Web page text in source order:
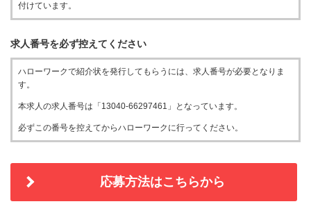
付けています。
求人番号を必ず控えてください
ハローワークで紹介状を発行してもらうには、求人番号が必要となりま
す。
本求人の求人番号は「13040-66297461」となっています。
必ずこの番号を控えてからハローワークに行ってください。
応募方法はこちらから